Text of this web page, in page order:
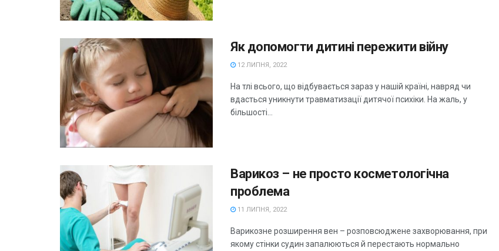
Як допомогти дитині пережити війну
12 ЛИПНЯ, 2022
На тлі всього, що відбувається зараз у нашій країні, навряд чи
вдасться уникнути травматизації дитячої психіки. На жаль, у
більшості...
Варикоз – не просто косметологічна
проблема
11 ЛИПНЯ, 2022
Варикозне розширення вен – розповсюджене захворювання, при
якому стінки судин запалюються й перестають нормально